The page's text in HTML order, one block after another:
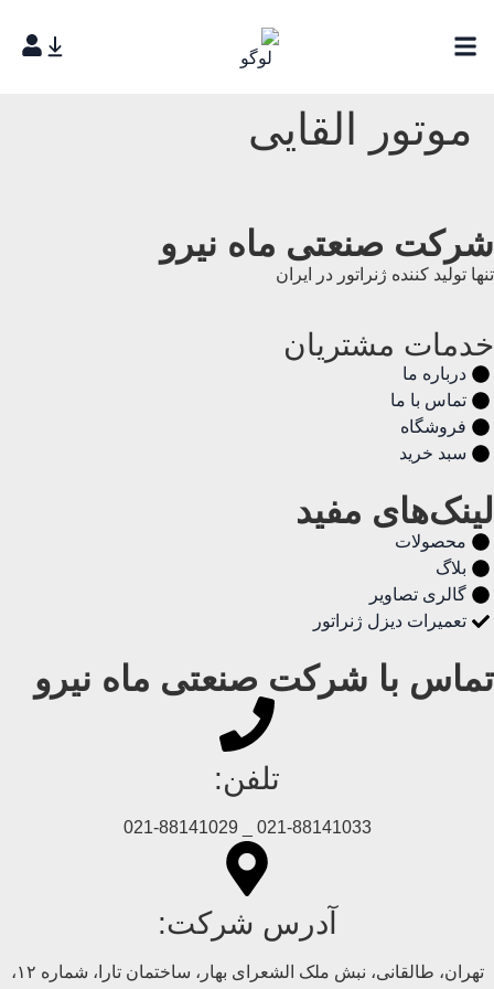
موتور القایی
شرکت صنعتی ماه نیرو
تنها تولید کننده ژنراتور در ایران
خدمات مشتریان
درباره ما
تماس با ما
فروشگاه
سبد خرید
لینک‌های مفید
محصولات
بلاگ
گالری تصاویر
تعمیرات دیزل ژنراتور
تماس با شرکت صنعتی ماه نیرو
تلفن:
021-88141033 _ 021-88141029
آدرس شرکت:
تهران، طالقانی، نبش ملک الشعرای بهار، ساختمان تارا، شماره ۱۲،